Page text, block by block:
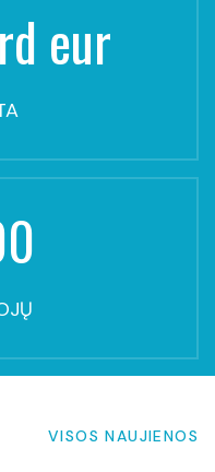
eur
VISOS NAUJIENOS